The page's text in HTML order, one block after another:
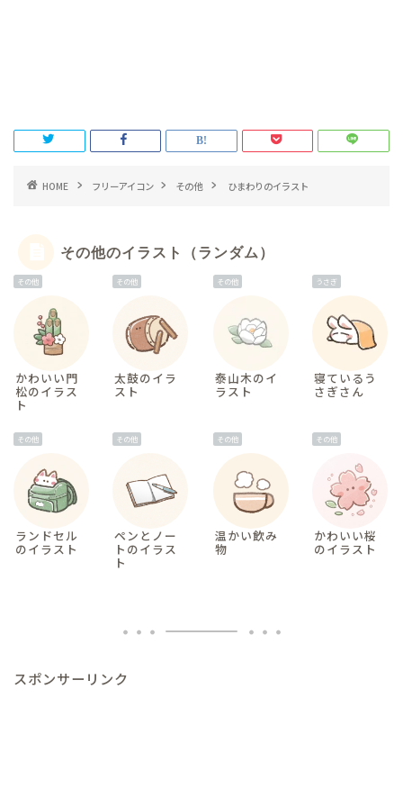
HOME フリーアイコン その他 ひまわりのイラスト
その他のイラスト（ランダム）
その他
かわいい門
松のイラス
ト
その他
太鼓のイラ
スト
その他
泰山木のイ
ラスト
うさぎ
寝ているう
さぎさん
その他
ランドセル
のイラスト
その他
ペンとノー
トのイラス
ト
その他
温かい飲み
物
その他
かわいい桜
のイラスト
スポンサーリンク